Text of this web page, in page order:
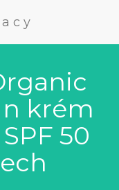
krém
50